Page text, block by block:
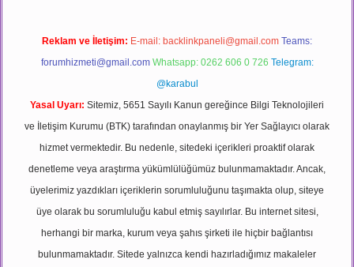
Reklam ve İletişim: E-mail: backlinkpaneli@gmail.com Teams:
forumhizmeti@gmail.com Whatsapp: 0262 606 0 726 Telegram:
@karabul
Yasal Uyarı: Sitemiz, 5651 Sayılı Kanun gereğince Bilgi Teknolojileri
ve İletişim Kurumu (BTK) tarafından onaylanmış bir Yer Sağlayıcı olarak
hizmet vermektedir. Bu nedenle, sitedeki içerikleri proaktif olarak
denetleme veya araştırma yükümlülüğümüz bulunmamaktadır. Ancak,
üyelerimiz yazdıkları içeriklerin sorumluluğunu taşımakta olup, siteye
üye olarak bu sorumluluğu kabul etmiş sayılırlar. Bu internet sitesi,
herhangi bir marka, kurum veya şahıs şirketi ile hiçbir bağlantısı
bulunmamaktadır. Sitede yalnızca kendi hazırladığımız makaleler